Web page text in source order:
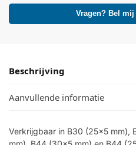
Vragen? Bel
Beschrijving
Aanvullende informatie
Verkrijgbaar in B30 (25×5 mm),